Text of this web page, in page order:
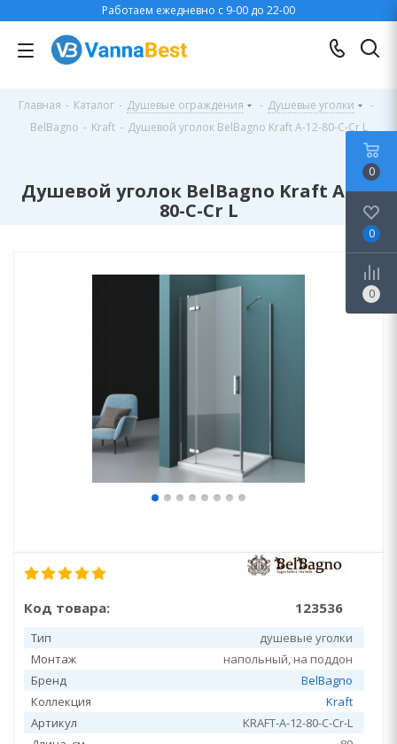
Работаем ежедневно с 9-00 до 22-00
Главная - Каталог - Душевые ограждения - Душевые уголки
-
BelBagno - Kraft - Душевой уголок BelBagno Kraft A-12-80-C-Cr L
Душевой уголок BelBagno Kraft A-12-
80-C-Cr L
Код товара: 123536
Тип
душевые уголки
Монтаж
напольный, на поддон
Бренд
BelBagno
Коллекция
Kraft
Артикул
KRAFT-A-12-80-C-Cr-L
0
0
0